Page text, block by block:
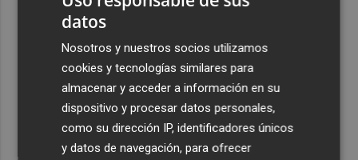
Últimas Noticias
Ferran Torres: “Ser imagen de la Comunitat es un
orgullo y una responsabilidad”
Paterna solicita a la Generalitat que el día del eclipse
cierre el Parque Natural del Turia y La Vallesa
datos
Nosotros y nuestros socios utilizamos
cookies y tecnologías similares para
almacenar y acceder a información en su
dispositivo y procesar datos personales,
como su dirección IP, identificadores únicos
y datos de navegación, para ofrecer